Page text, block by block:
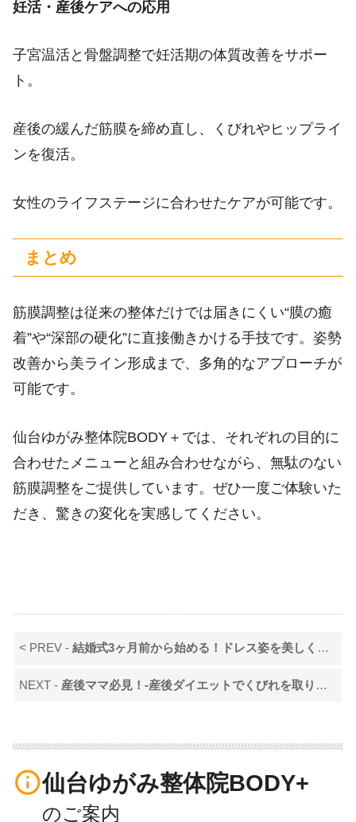
妊活・産後ケアへの応用
子宮温活と骨盤調整で妊活期の体質改善をサポー
ト。
産後の緩んだ筋膜を締め直し、くびれやヒップライ
ンを復活。
女性のライフステージに合わせたケアが可能です。
まとめ
筋膜調整は従来の整体だけでは届きにくい“膜の癒
着”や“深部の硬化”に直接働きかける手技です。姿勢
改善から美ライン形成まで、多角的なアプローチが
可能です。
仙台ゆがみ整体院BODY＋では、それぞれの目的に
合わせたメニューと組み合わせながら、無駄のない
筋膜調整をご提供しています。ぜひ一度ご体験いた
だき、驚きの変化を実感してください。
< PREV -結婚式3ヶ月前から始める！ドレス姿を美しく見せる整体法
NEXT - 産後ママ必見！-産後ダイエットでくびれを取り戻す方法
info_outline仙台ゆがみ整体院BODY+